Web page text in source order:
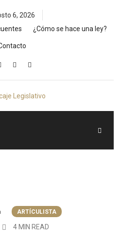
6, 2026
¿Cómo se hace una ley?
ARTÍCULISTA
4 MIN READ